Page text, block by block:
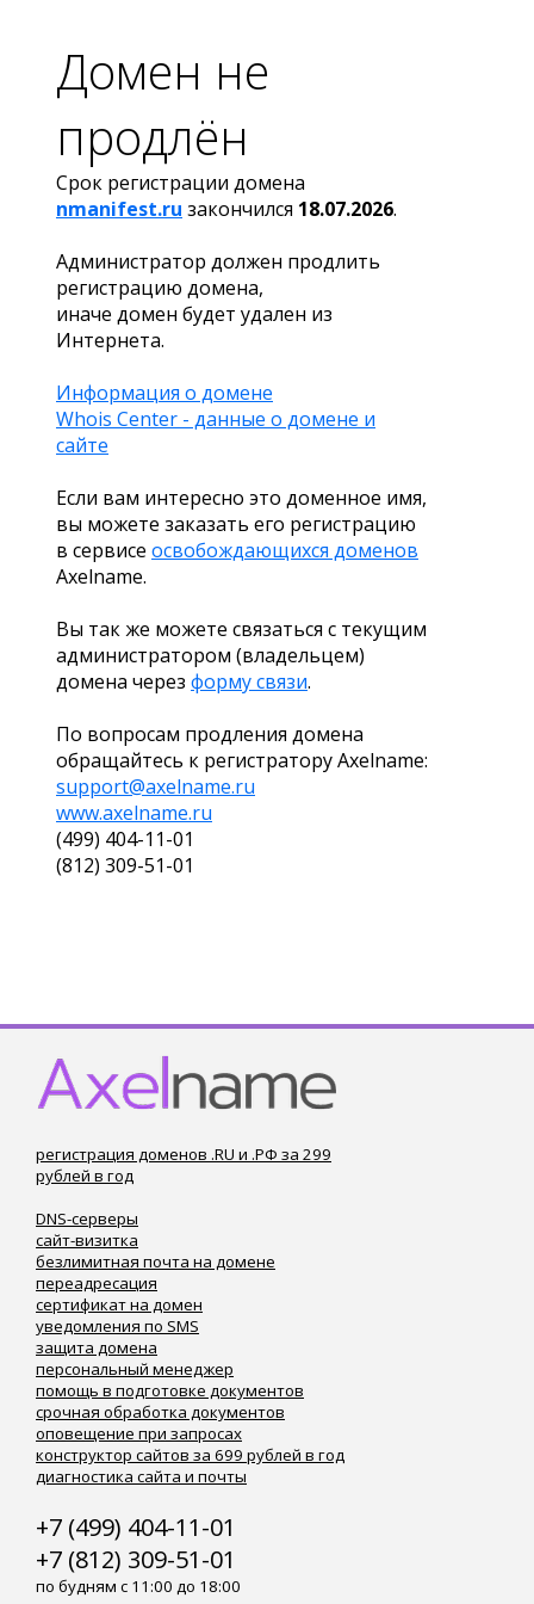
Домен не
продлён
Срок регистрации домена
nmanifest.ru закончился 18.07.2026.
Администратор должен продлить
регистрацию домена,
иначе домен будет удален из
Интернета.
Информация о домене
Whois Center - данные о домене и
сайте
Если вам интересно это доменное имя,
вы можете заказать его регистрацию
в сервисе освобождающихся доменов
Axelname.
Вы так же можете связаться с текущим
администратором (владельцем)
домена через форму связи.
По вопросам продления домена
обращайтесь к регистратору Axelname:
support@axelname.ru
www.axelname.ru
(499) 404-11-01
(812) 309-51-01
регистрация доменов .RU и .РФ за 299
рублей в год
DNS-серверы
сайт-визитка
безлимитная почта на домене
переадресация
сертификат на домен
уведомления по SMS
защита домена
персональный менеджер
помощь в подготовке документов
срочная обработка документов
оповещение при запросах
конструктор сайтов за 699 рублей в год
диагностика сайта и почты
+7 (499) 404-11-01
+7 (812) 309-51-01
по будням с 11:00 до 18:00